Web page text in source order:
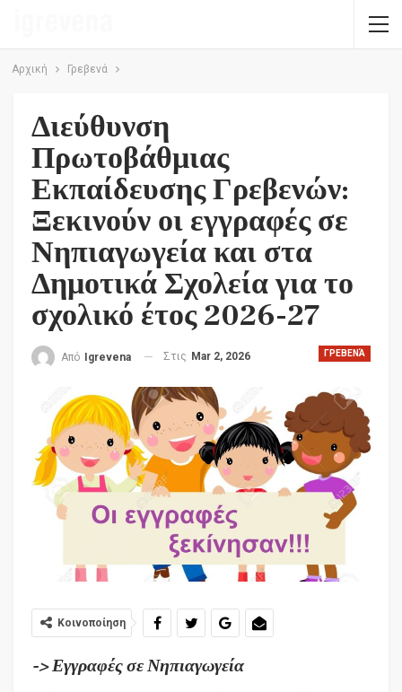
Αρχική Γρεβενά
Διεύθυνση
Πρωτοβάθμιας
Εκπαίδευσης Γρεβενών:
Ξεκινούν οι εγγραφές σε
Νηπιαγωγεία και στα
Δημοτικά Σχολεία για το
σχολικό έτος 2026-27
ΓΡΕΒΕΝΆ
Από Igrevena Στις Mar 2, 2026
Κοινοποίηση
-> Εγγραφές σε Νηπιαγωγεία